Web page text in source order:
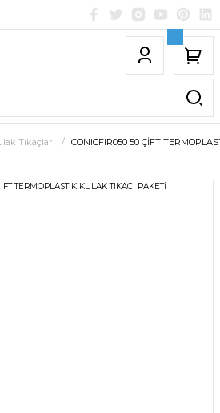
Tıkaçları CONICFIR050 50 ÇİFT